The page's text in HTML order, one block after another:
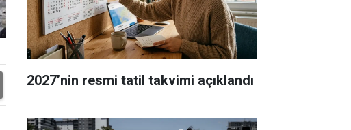
2027’nin resmi tatil takvimi açıklandı